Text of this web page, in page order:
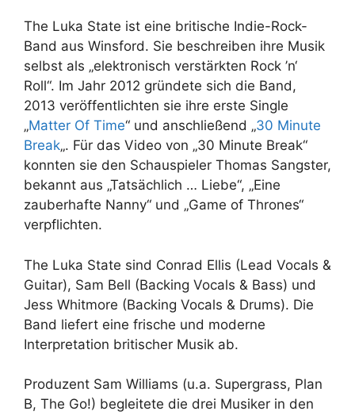
The Luka State ist eine britische Indie-Rock-
Band aus Winsford. Sie beschreiben ihre Musik
selbst als „elektronisch verstärkten Rock ’n‘
Roll“. Im Jahr 2012 gründete sich die Band,
2013 veröffentlichten sie ihre erste Single
„Matter Of Time“ und anschließend „30 Minute
Break„. Für das Video von „30 Minute Break“
konnten sie den Schauspieler Thomas Sangster,
bekannt aus „Tatsächlich … Liebe“, „Eine
zauberhafte Nanny“ und „Game of Thrones“
verpflichten.
The Luka State sind Conrad Ellis (Lead Vocals &
Guitar), Sam Bell (Backing Vocals & Bass) und
Jess Whitmore (Backing Vocals & Drums). Die
Band liefert eine frische und moderne
Interpretation britischer Musik ab.
Produzent Sam Williams (u.a. Supergrass, Plan
B, The Go!) begleitete die drei Musiker in den